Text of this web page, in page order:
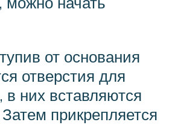
от основания
отверстия для
в них вставляются
прикрепляется